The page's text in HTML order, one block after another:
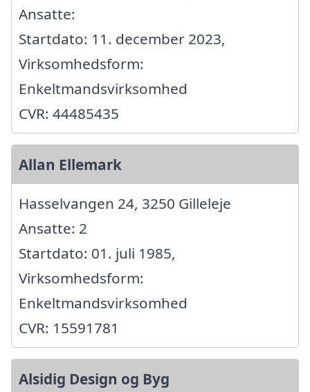
Ansatte:
Startdato: 11. december 2023,
Virksomhedsform:
Enkeltmandsvirksomhed
CVR: 44485435
Allan Ellemark
Hasselvangen 24, 3250 Gilleleje
Ansatte: 2
Startdato: 01. juli 1985,
Virksomhedsform:
Enkeltmandsvirksomhed
CVR: 15591781
Alsidig Design og Byg